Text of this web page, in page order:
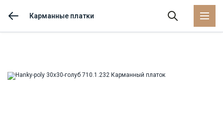
Карманные платки